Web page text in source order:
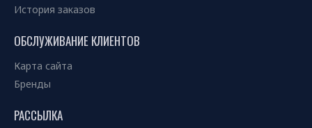
История заказов
ОБСЛУЖИВАНИЕ КЛИЕНТОВ
Карта сайта
Бренды
РАССЫЛКА